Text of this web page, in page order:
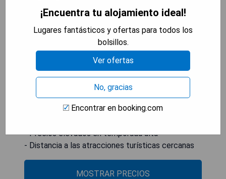
- Ubicación frente al lago
- Instalaciones de lujo
- Actividades acuáticas incluidas
- Espacios amplios y cómodos
- Precios elevados en temporada alta
- Distancia a las atracciones turísticas cercanas
MOSTRAR PRECIOS
¡Encuentra tu alojamiento ideal!
Lugares fantásticos y ofertas para todos los
bolsillos.
Ver ofertas
No, gracias
Encontrar en booking.com